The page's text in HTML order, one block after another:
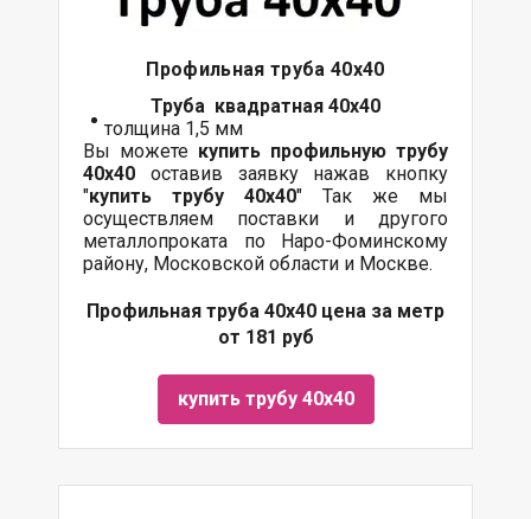
Профильная труба 40х40
Труба квадратная 40х40
толщина 1,5 мм
Вы можете купить профильную трубу
40х40 оставив заявку нажав кнопку
"купить трубу 40х40" Так же мы
осуществляем поставки и другого
металлопроката по Наро-Фоминскому
району, Московской области и Москве.
Профильная труба 40х40 цена за метр
от 181 руб
купить трубу 40х40